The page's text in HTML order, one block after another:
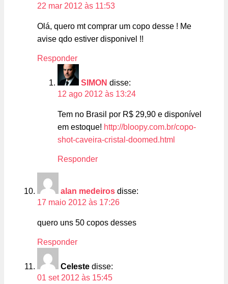
22 mar 2012 às 11:53
Olá, quero mt comprar um copo desse ! Me
avise qdo estiver disponivel !!
Responder
SIMON disse:
12 ago 2012 às 13:24
Tem no Brasil por R$ 29,90 e disponível
em estoque! http://bloopy.com.br/copo-
shot-caveira-cristal-doomed.html
Responder
alan medeiros disse:
17 maio 2012 às 17:26
quero uns 50 copos desses
Responder
Celeste disse:
01 set 2012 às 15:45